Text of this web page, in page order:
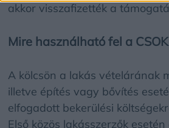
akkor visszafizették a
Mire használható fel a
A kölcsön a lakás vételárának
illetve építés vagy bővítés
elfogadott bekerülési
Első közös lakásszerzők